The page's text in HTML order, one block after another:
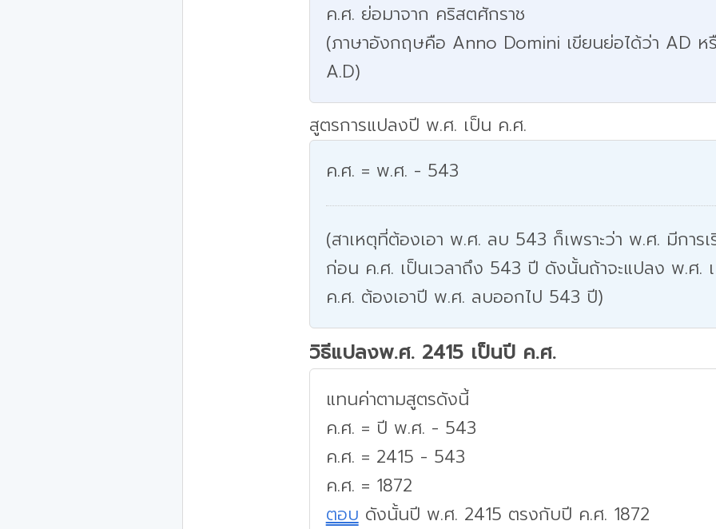
ค.ศ. ย่อมาจาก คริสตศักราช
(ภาษาอังกฤษคือ Anno Domini เขียนย่อได้ว่า AD ห
A.D)
สูตรการแปลงปี พ.ศ. เป็น ค.ศ.
ค.ศ. = พ.ศ. - 543
(สาเหตุที่ต้องเอา พ.ศ. ลบ 543 ก็เพราะว่า พ.ศ. มีการเ
ก่อน ค.ศ. เป็นเวลาถึง 543 ปี ดังนั้นถ้าจะแปลง พ.ศ.
ค.ศ. ต้องเอาปี พ.ศ. ลบออกไป 543 ปี)
วิธีแปลงพ.ศ. 2415 เป็นปี ค.ศ.
แทนค่าตามสูตรดังนี้
ค.ศ. = ปี พ.ศ. - 543
ค.ศ. = 2415 - 543
ค.ศ. = 1872
ตอบ ดังนั้นปี พ.ศ. 2415 ตรงกับปี ค.ศ. 1872